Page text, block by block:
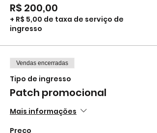
R$ 200,00
+ R$ 5,00 de taxa de serviço de
ingresso
Vendas encerradas
Tipo de ingresso
Patch promocional
Mais informações
Preço